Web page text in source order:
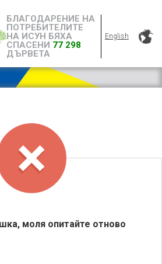
БЛАГОДАРЕНИЕ НА
ПОТРЕБИТЕЛИТЕ
НА ИСУН БЯХА
СПАСЕНИ 77 298
ДЪРВЕТА
English
моля опитайте отново